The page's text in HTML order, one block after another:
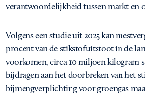
verantwoordelijkheid tussen markt en
Volgens een studie uit 2025 kan
procent van de stikstofuitstoot in de
voorkomen, circa 10 miljoen kilogram
bijdragen aan het doorbreken van het
bijmengverplichting voor groengas